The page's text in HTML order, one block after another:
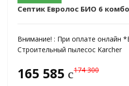
Септик Евролос БИО 6
Внимание! : При оплате
Строительный пылесос Karcher
165 585 c174 300